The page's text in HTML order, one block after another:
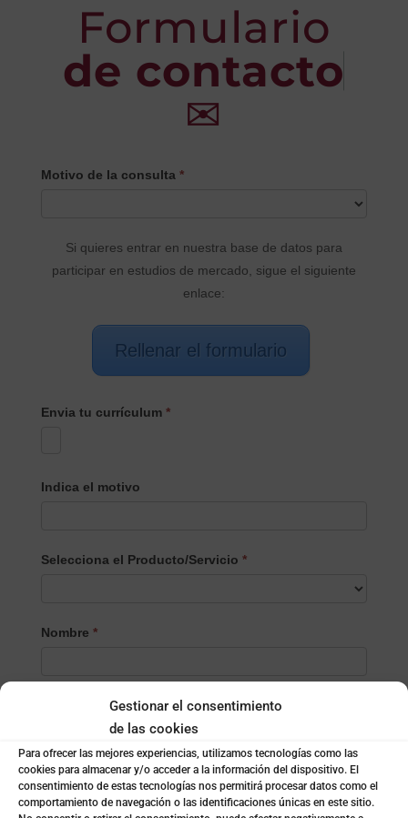
Gestionar el consentimiento
de las cookies
Para ofrecer las mejores experiencias, utilizamos tecnologías como las
cookies para almacenar y/o acceder a la información del dispositivo. El
consentimiento de estas tecnologías nos permitirá procesar datos como el
comportamiento de navegación o las identificaciones únicas en este sitio.
Formulario
de contacto
✉
CONTACTO
Motivo de la consulta *
Si quieres entrar en nuestra base de datos para
participar en estudios de mercado, sigue el siguiente
enlace:
Rellenar el formulario
Envia tu currículum *
Indica el motivo
Selecciona el Producto/Servicio *
el
Nombre *
Email*